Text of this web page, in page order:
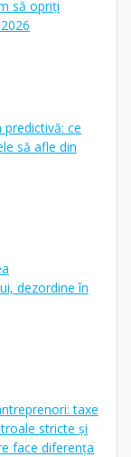
să opriți
ce
să afle din
dezordine în
taxe
stricte și
face diferența